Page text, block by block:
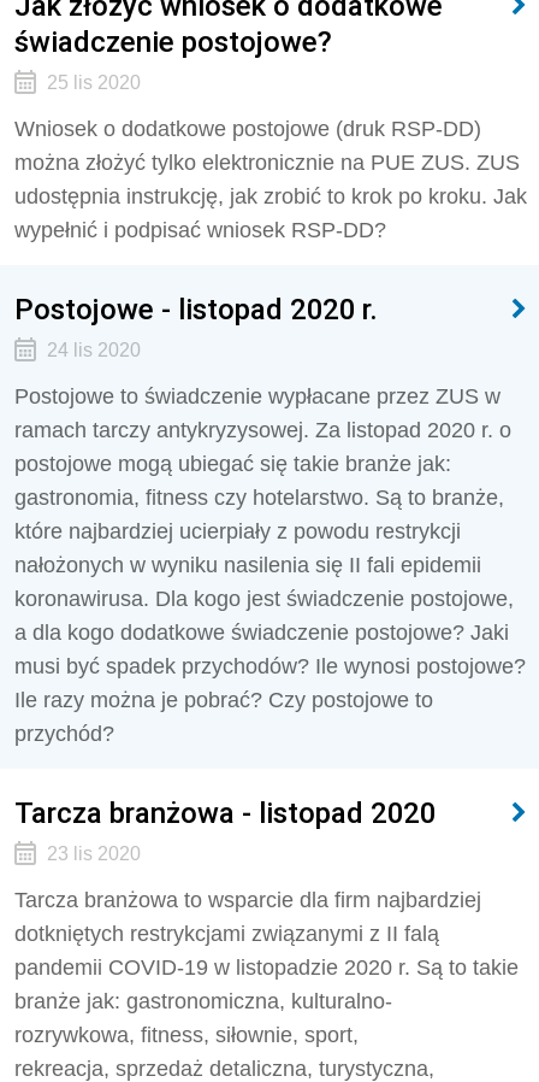
świadczenie postojowe?
25 lis 2020
Wniosek o dodatkowe postojowe (druk RSP-DD)
można złożyć tylko elektronicznie na PUE ZUS. ZUS
udostępnia instrukcję, jak zrobić to krok po kroku. Jak
wypełnić i podpisać wniosek RSP-DD?
Postojowe - listopad 2020 r.
24 lis 2020
Postojowe to świadczenie wypłacane przez ZUS w
ramach tarczy antykryzysowej. Za listopad 2020 r. o
postojowe mogą ubiegać się takie branże jak:
gastronomia, fitness czy hotelarstwo. Są to branże,
które najbardziej ucierpiały z powodu restrykcji
nałożonych w wyniku nasilenia się II fali epidemii
koronawirusa. Dla kogo jest świadczenie postojowe,
a dla kogo dodatkowe świadczenie postojowe? Jaki
musi być spadek przychodów? Ile wynosi postojowe?
Ile razy można je pobrać? Czy postojowe to
przychód?
Tarcza branżowa - listopad 2020
23 lis 2020
Tarcza branżowa to wsparcie dla firm najbardziej
dotkniętych restrykcjami związanymi z II falą
pandemii COVID-19 w listopadzie 2020 r. Są to takie
branże jak: gastronomiczna, kulturalno-
rozrywkowa, fitness, siłownie, sport,
rekreacja, sprzedaż detaliczna, turystyczna,